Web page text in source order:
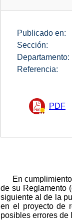
Publicado en:
Sección:
Departamento:
Referencia:
PDF
En
de su Reglamento
siguiente al de la
en el proyecto de
posibles errores de